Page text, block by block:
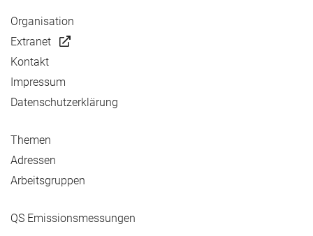
Organisation
Extranet
Kontakt
Impressum
Datenschutzerklärung
Themen
Adressen
Arbeitsgruppen
QS Emissionsmessungen